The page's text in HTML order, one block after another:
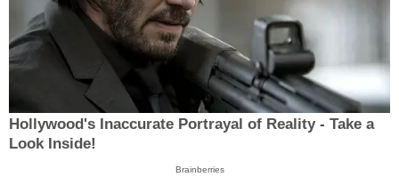
Hollywood's Inaccurate Portrayal of Reality - Take a
Look Inside!
Brainberries